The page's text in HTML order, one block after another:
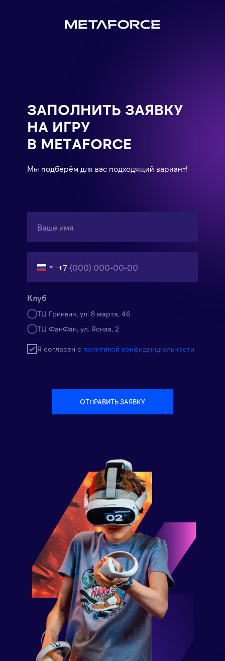
ЗАПОЛНИТЬ ЗАЯВКУ
НА ИГРУ
В METAFORCE
Мы подберём для вас подходящий вариант!
+7
Клуб
ТЦ Гринвич, ул. 8 марта, 46
ТЦ ФанФан, ул. Ясная, 2
Я согласен с политикой конфиденциальности
ОТПРАВИТЬ ЗАЯВКУ